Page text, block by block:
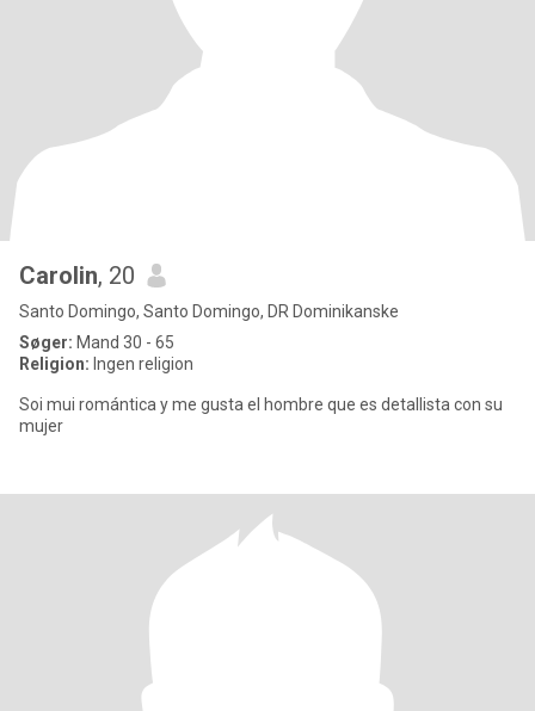
Carolin, 20
Santo Domingo, Santo Domingo, DR Dominikanske
Søger: Mand 30 - 65
Religion: Ingen religion
Soi mui romántica y me gusta el hombre que es detallista con su
mujer